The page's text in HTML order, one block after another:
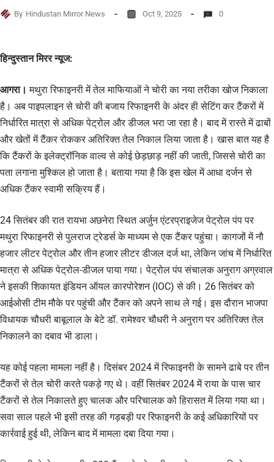
By Hindustan Mirror News Oct 9, 2025 0
हिन्दुस्तान मिरर न्यूज:
आगरा। मथुरा रिफाइनरी में तेल माफियाओं ने चोरी का नया तरीका खोज निकाला
है। अब पाइपलाइन से चोरी की बजाय रिफाइनरी के अंदर ही सेटिंग कर टैंकरों में
निर्धारित मात्रा से अधिक पेट्रोल और डीजल भरा जा रहा है। बाद में रास्ते में ढाबों
और खेतों में टैंकर रोककर अतिरिक्त तेल निकाल लिया जाता है। खास बात यह है
कि टैंकरों के इलेक्ट्रॉनिक वाल्व से कोई छेड़छाड़ नहीं की जाती, जिससे चोरी का
पता लगाना मुश्किल हो जाता है। बताया गया है कि इस खेल में आधा दर्जन से
अधिक टैंकर स्वामी सक्रिय हैं।
24 सितंबर की रात रायभा अछनेरा स्थित अर्जुन एंटरप्राइजेज पेट्रोल पंप पर
मथुरा रिफाइनरी से पुलराज ट्रेडर्स के माध्यम से एक टैंकर पहुंचा। कागजों में नौ
हजार लीटर पेट्रोल और तीन हजार लीटर डीजल दर्ज था, लेकिन जांच में निर्धारित
मात्रा से अधिक पेट्रोल-डीजल पाया गया। पेट्रोल पंप संचालक अनुराग अग्रवाल
ने इसकी शिकायत इंडियन ऑयल कारपोरेशन (IOC) से की। 26 सितंबर को
आईओसी टीम मौके पर पहुंची और टैंकर को अपने साथ ले गई। इस दौरान भाजपा
विधायक चौधरी बाबूलाल के बेटे डॉ. रामेश्वर चौधरी ने अनुराग पर अतिरिक्त तेल
निकालने का दबाव भी डाला।
यह कोई पहला मामला नहीं है। दिसंबर 2024 में रिफाइनरी के सामने ढाबे पर तीन
टैंकरों से तेल चोरी करते पकड़े गए थे। वहीं सितंबर 2024 में राया के पास चार
टैंकरों से तेल निकालते हुए चालक और परिचालक को हिरासत में लिया गया था।
सवा साल पहले भी इसी तरह की गड़बड़ी पर रिफाइनरी के कई अधिकारियों पर
कार्रवाई हुई थी, लेकिन बाद में मामला दबा दिया गया।